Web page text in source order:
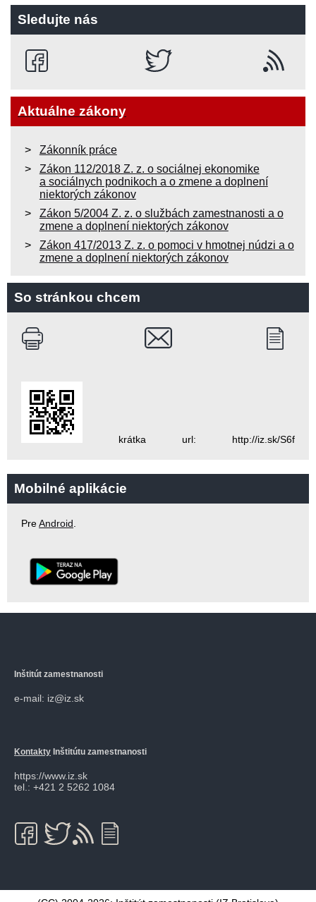
Sledujte nás
Aktuálne zákony
Zákonník práce
Zákon 112/2018 Z. z. o sociálnej ekonomike
a sociálnych podnikoch a o zmene a doplnení
niektorých zákonov
Zákon 5/2004 Z. z. o službách zamestnanosti a o
zmene a doplnení niektorých zákonov
Zákon 417/2013 Z. z. o pomoci v hmotnej núdzi a o
zmene a doplnení niektorých zákonov
So stránkou chcem
krátka url: http://iz.sk/S6f
Mobilné aplikácie
PreAndroid.
Inštitút zamestnanosti
e-mail: iz@iz.sk
Kontakty Inštitútu zamestnanosti
https://www.iz.sk
tel.: +421 2 5262 1084